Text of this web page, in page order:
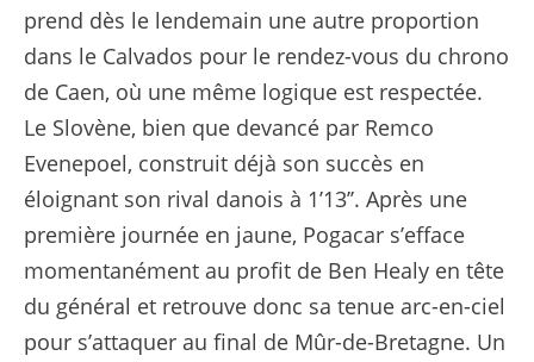
prend dès le lendemain une autre proportion
dans le Calvados pour le rendez-vous du chrono
de Caen, où une même logique est respectée.
Le Slovène, bien que devancé par Remco
Evenepoel, construit déjà son succès en
éloignant son rival danois à 1’13’’. Après une
première journée en jaune, Pogacar s’efface
momentanément au profit de Ben Healy en tête
du général et retrouve donc sa tenue arc-en-ciel
pour s’attaquer au final de Mûr-de-Bretagne. Un